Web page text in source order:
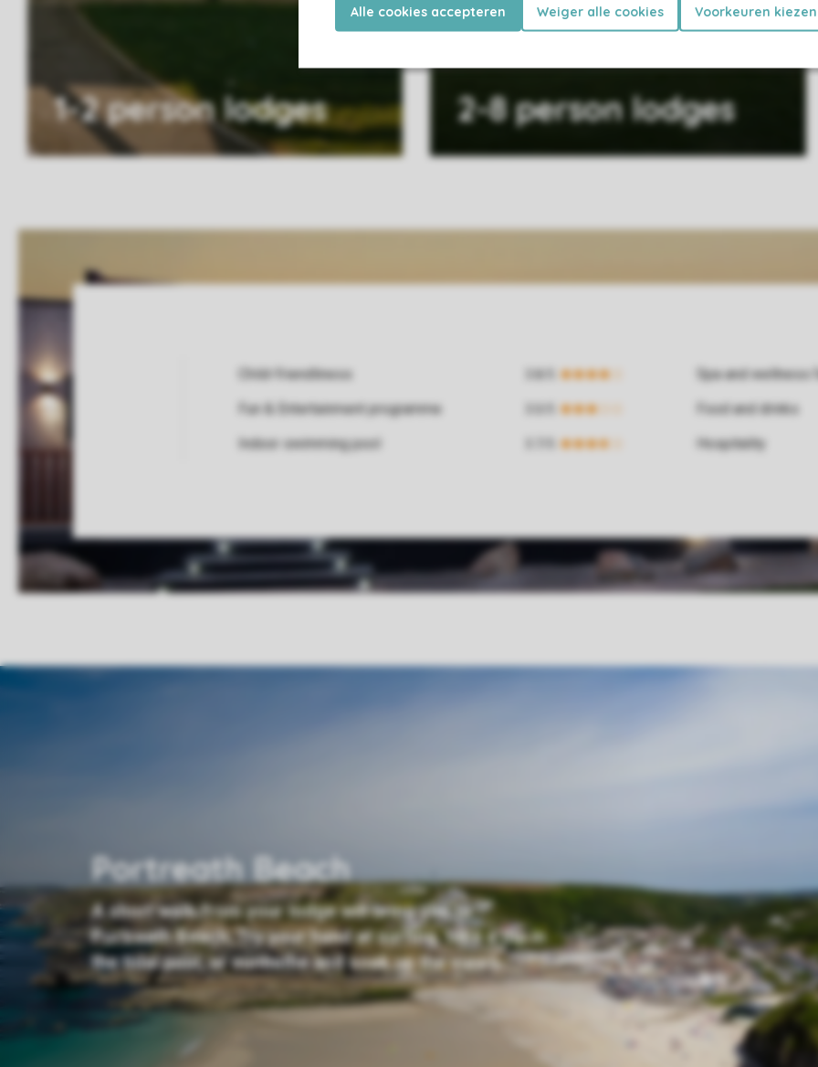
Alle cookies accepteren Weiger alle cookies Voorkeuren kiezen
1-2 person lodges 2-8 person lodges
Service Rating from our guests
Child-friendliness
Spa and wellness
Fun & Entertainment programme
Food and drinks
Indoor swimming pool
Hospitality
Portreath Beach
A short walk from your lodge will bring you to
Portreath Beach. Try your hand at surfing, take a dip in
the tidal pool, or sunbathe and soak up the views.